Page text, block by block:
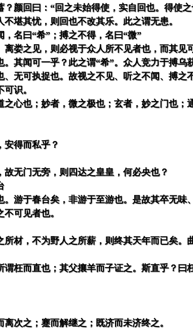
颜回曰：“回之未始得使，实自回也。得使
堪其忧，则回也不改其乐。此之谓无患。
名曰“希”；搏之不得，名曰“微”
娄之见，则必视于众人所不见者也，而其见
其闻可一乎？此之谓“希”。众人竞力于搏
无可执捉也。故视之不见、听之不闻、搏之
识。
之心也；妙者，微之极也；玄者，妙之门也
安得而私乎？
无门无旁，则四达之皇皇，何必央也？
游于春台矣，非游于至游也。是故其卒无味
可见者也。
材，不为野人之所薪，则终其天年而已矣。
枉而直也；其父攘羊而子证之。斯直乎？曰
次之；蹇而解继之；既济而未济终之。